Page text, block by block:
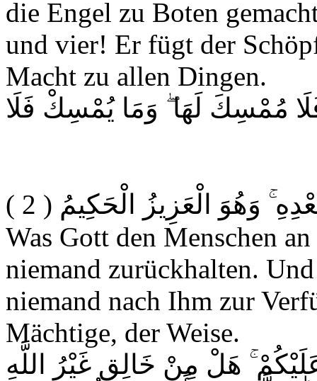
die Engel zu Boten
und vier! Er fügt der
Macht zu allen Dingen.
مُمْسِكَ لَهَا ۖ وَمَا يُمْسِكْ فَلَا
وَهُوَ الْعَزِيزُ الْحَكِيمُ ( 2 )
Was Gott den Menschen
niemand zurückhalten.
niemand nach Ihm zur
Mächtige, der Weise.
عَلَيْكُمْ ۚ هَلْ مِنْ خَالِقٍ غَيْرُ اللَّهِ